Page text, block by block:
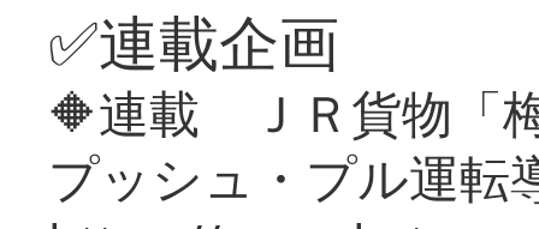
✅連載企画
🔶連載 ＪＲ貨物「
プッシュ・プル運転